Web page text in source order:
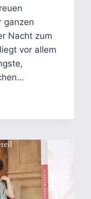
ganzen
Nacht zum
vor allem